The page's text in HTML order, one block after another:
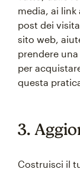
media, ai
post dei
sito web,
prendere
per
questa
3.
Costruisci il